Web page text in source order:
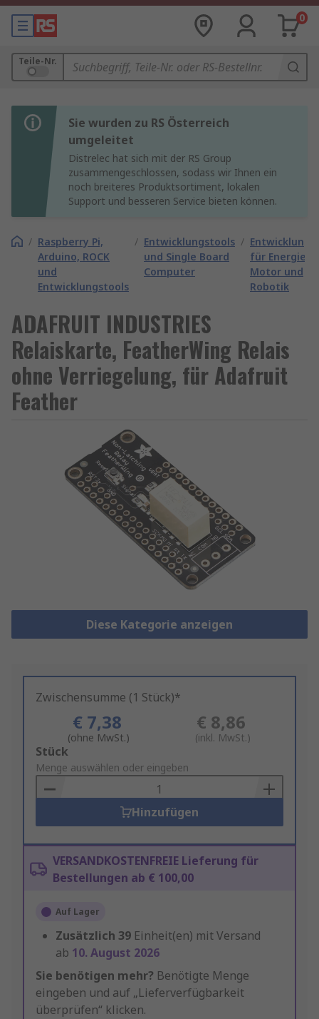
0
Teile-Nr.
Sie wurden zu RS Österreich
umgeleitet
Distrelec hat sich mit der RS Group
zusammengeschlossen, sodass wir Ihnen ein
noch breiteres Produktsortiment, lokalen
Support und besseren Service bieten können.
/ Raspberry Pi,
Arduino, ROCK
und
Entwicklungstools
/ Entwicklungstools
und Single Board
Computer
/
für Energie,
Motor und
Robotik
ADAFRUIT INDUSTRIES
Relaiskarte, FeatherWing Relais
ohne Verriegelung, für Adafruit
Feather
Diese Kategorie anzeigen
Zwischensumme (1 Stück)*
€ 7,38
(ohne MwSt.)
€ 8,86
(inkl. MwSt.)
Add
to
Basket
Stück
Menge auswählen oder eingeben
Hinzufügen
VERSANDKOSTENFREIE Lieferung für
Bestellungen ab € 100,00
Auf Lager
Zusätzlich 39 Einheit(en) mit Versand
ab 10. August 2026
Sie benötigen mehr? Benötigte Menge
eingeben und auf „Lieferverfügbarkeit
überprüfen“ klicken.